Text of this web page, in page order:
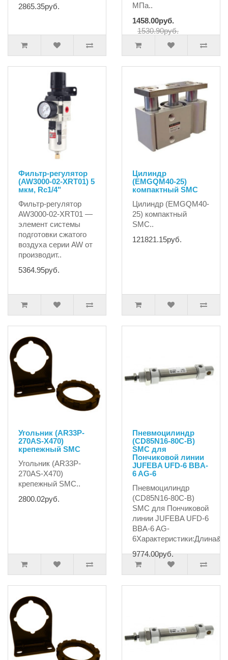
2865.35руб.
МПа..
1458.00руб.
1530.90руб.
Фильтр-регулятор
(AW3000-02-XRT01) 5
мкм, Rc1/4"
Фильтр-регулятор
AW3000-02-XRT01 —
элемент системы
подготовки сжатого
воздуха серии AW от
производит..
5364.95руб.
Цилиндр
(EMGQM40-25)
компактный SMC
Цилиндр (EMGQM40-
25) компактный
SMC..
121821.15руб.
Угольник (AR33P-
270AS-X470)
крепежный SMC
Угольник (AR33P-
270AS-X470)
крепежный SMC..
2800.02руб.
Пневмоцилиндр
(CD85N16-80C-B)
SMC для
Пончиковой линии
JUFEBA UFD-6 BBA-
6 AG-6
Пневмоцилиндр
(CD85N16-80C-B)
SMC для Пончиковой
линии JUFEBA UFD-6
BBA-6 AG-
9774.00руб.